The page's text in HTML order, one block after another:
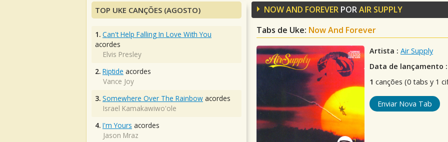
NOW AND FOREVER PORAIR SUPPLY
Tabs de Uke: Now And Forever
Artista : Air Supply
Data de lançamento :
1 canções (0 tabs y 1
Enviar Nova Tab
TOP UKE CANÇÕES (AGOSTO)
1. Can't Help Falling In Love With You
acordes
Elvis Presley
2. Riptide acordes
Vance Joy
3. Somewhere Over The Rainbow acordes
Israel Kamakawiwo'ole
4. I'm Yours acordes
Jason Mraz